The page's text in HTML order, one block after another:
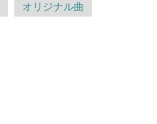
オリジナル曲